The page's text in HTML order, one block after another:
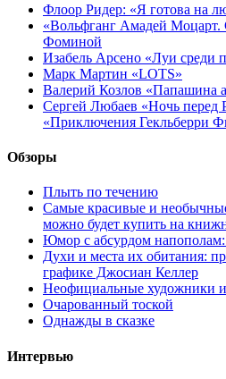
Флоор Ридер: «Я готова на
«Вольфганг Амадей Моцарт.
Фоминой
Изабель Арсено «Луи среди
Марк Мартин «LOTS»
Валерий Козлов «Папашина
Сергей Любаев «Ночь перед
«Приключения Гекльберри
Обзоры
Плыть по течению
Самые красивые и
можно будет купить на
Юмор с абсурдом
Духи и места их обитания:
графике Джосиан Келлер
Неофициальные художники
Очарованный тоской
Однажды в сказке
Интервью